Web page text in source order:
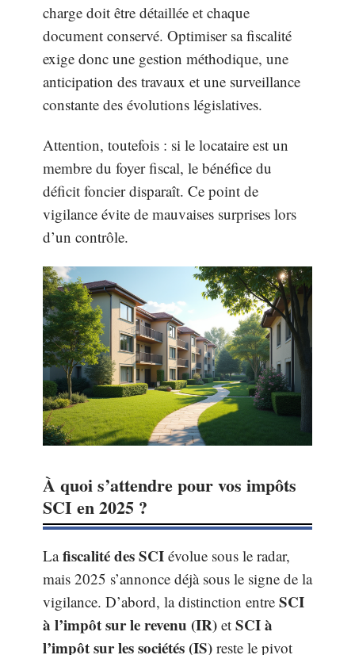
charge doit être détaillée et chaque
document conservé. Optimiser sa fiscalité
exige donc une gestion méthodique, une
anticipation des travaux et une surveillance
constante des évolutions législatives.
Attention, toutefois : si le locataire est un
membre du foyer fiscal, le bénéfice du
déficit foncier disparaît. Ce point de
vigilance évite de mauvaises surprises lors
d’un contrôle.
À quoi s’attendre pour vos impôts
SCI en 2025 ?
Lafiscalité des SCI évolue sous le radar,
mais 2025 s’annonce déjà sous le signe de la
vigilance. D’abord, la distinction entre SCI
à l’impôt sur le revenu (IR) et SCI à
l’impôt sur les sociétés (IS) reste le pivot